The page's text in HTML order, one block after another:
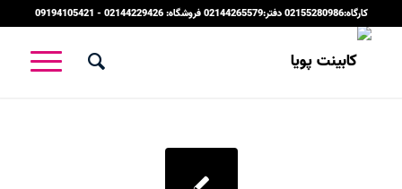
کارگاه:02155280986 دفتر:02144265579 فروشگاه: 02144229426 - 09194105421